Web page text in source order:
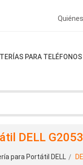
PARA
DELL
para Portátil DELL